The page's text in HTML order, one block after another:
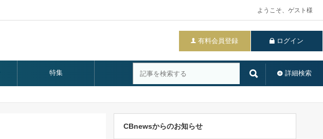
ようこそ、ゲスト様
有料会員登録 ログイン
詳細検索
特集
CBnewsからのお知らせ